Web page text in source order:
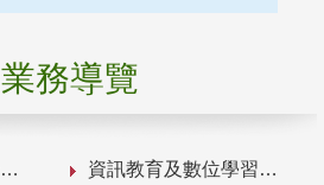
業務導覽
資訊教育及數位學習